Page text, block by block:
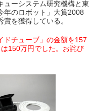
ーシステム研究機構と東
年のロボット」大賞2008
を獲得している。
ドチューブ」の金額を157
150万円でした。お詫び